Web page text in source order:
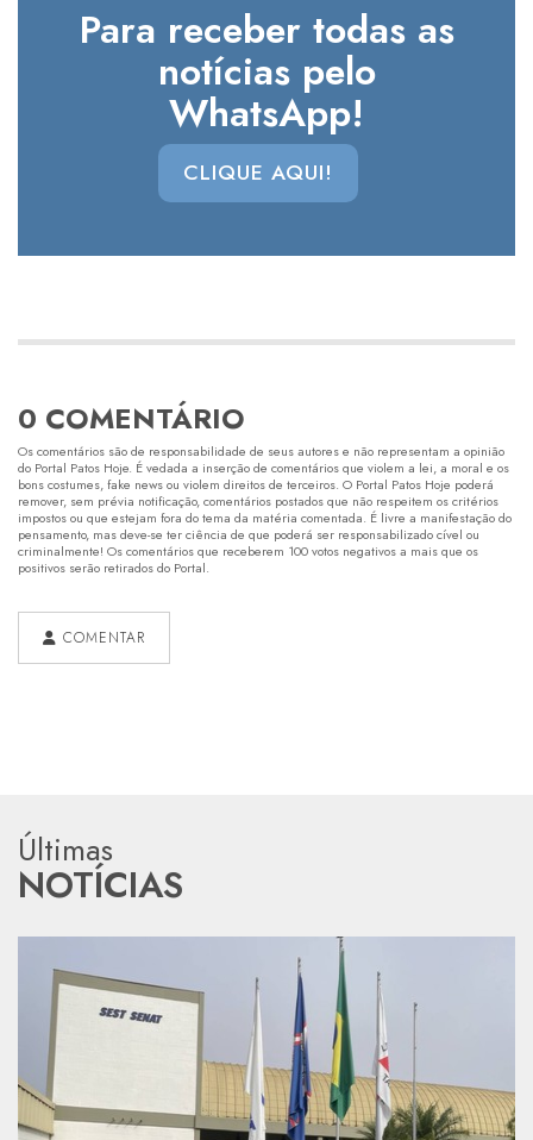
Para receber todas as
notícias pelo
WhatsApp!
CLIQUE AQUI!
0 COMENTÁRIO
Os comentários são de responsabilidade de seus autores e não representam a opinião
do Portal Patos Hoje. É vedada a inserção de comentários que violem a lei, a moral e os
bons costumes, fake news ou violem direitos de terceiros. O Portal Patos Hoje poderá
remover, sem prévia notificação, comentários postados que não respeitem os critérios
impostos ou que estejam fora do tema da matéria comentada. É livre a manifestação do
pensamento, mas deve-se ter ciência de que poderá ser responsabilizado cível ou
criminalmente! Os comentários que receberem 100 votos negativos a mais que os
positivos serão retirados do Portal.
COMENTAR
Últimas
NOTÍCIAS